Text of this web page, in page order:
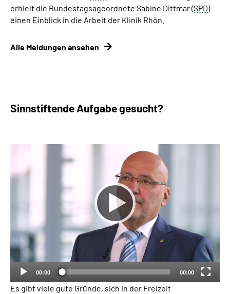
erhielt die Bundestagsageordnete Sabine Dittmar (SPD)
einen Einblick in die Arbeit der Klinik Rhön.
Alle Meldungen ansehen
Sinnstiftende Aufgabe gesucht?
Es gibt viele gute Gründe, sich in der Freizeit
00:00 00:00